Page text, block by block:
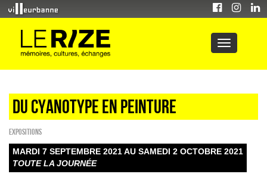
Du cyanotype en peinture
EXPOSITIONS
MARDI 7 SEPTEMBRE 2021 AU SAMEDI 2 OCTOBRE 2021
TOUTE LA JOURNÉE